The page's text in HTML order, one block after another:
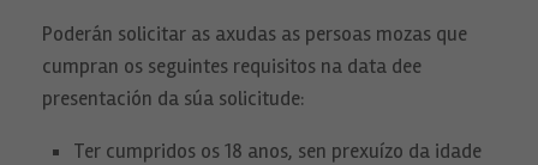
Poderán solicitar as axudas as persoas mozas que
cumpran os seguintes requisitos na data dee
presentación da súa solicitude:
Ter cumpridos os 18 anos, sen prexuízo da idade